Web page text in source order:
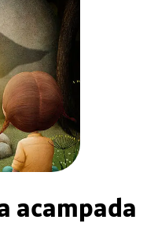
acampada